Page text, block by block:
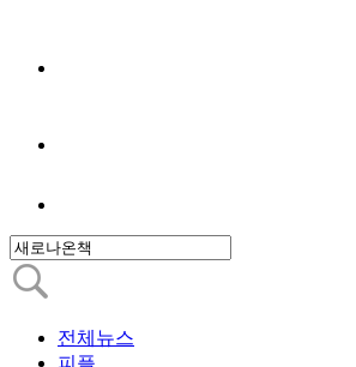
전체뉴스
피플